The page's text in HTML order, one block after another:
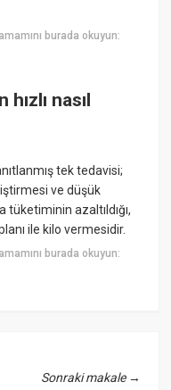
burada okuyun:
nasıl
tek tedavisi;
ve düşük
tüketiminin azaltıldığı,
ile kilo vermesidir.
burada okuyun:
Sonraki makale→